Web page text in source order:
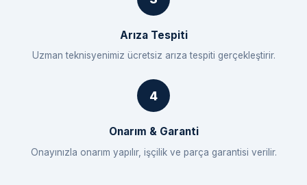
Arıza Tespiti
Uzman teknisyenimiz ücretsiz arıza tespiti gerçekleştirir.
Onarım & Garanti
Onayınızla onarım yapılır, işçilik ve parça garantisi verilir.